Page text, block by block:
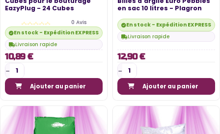
EazyPlug - 24 Cubes
0 Avis
En stock - Expédition EXPRESS disponible
Livraison rapide
10,89 €
Ajouter au panier
en sac 10 litres - Plagron
En stock - Expédition EXPRESS
Livraison rapide
12,90 €
Ajouter au panier